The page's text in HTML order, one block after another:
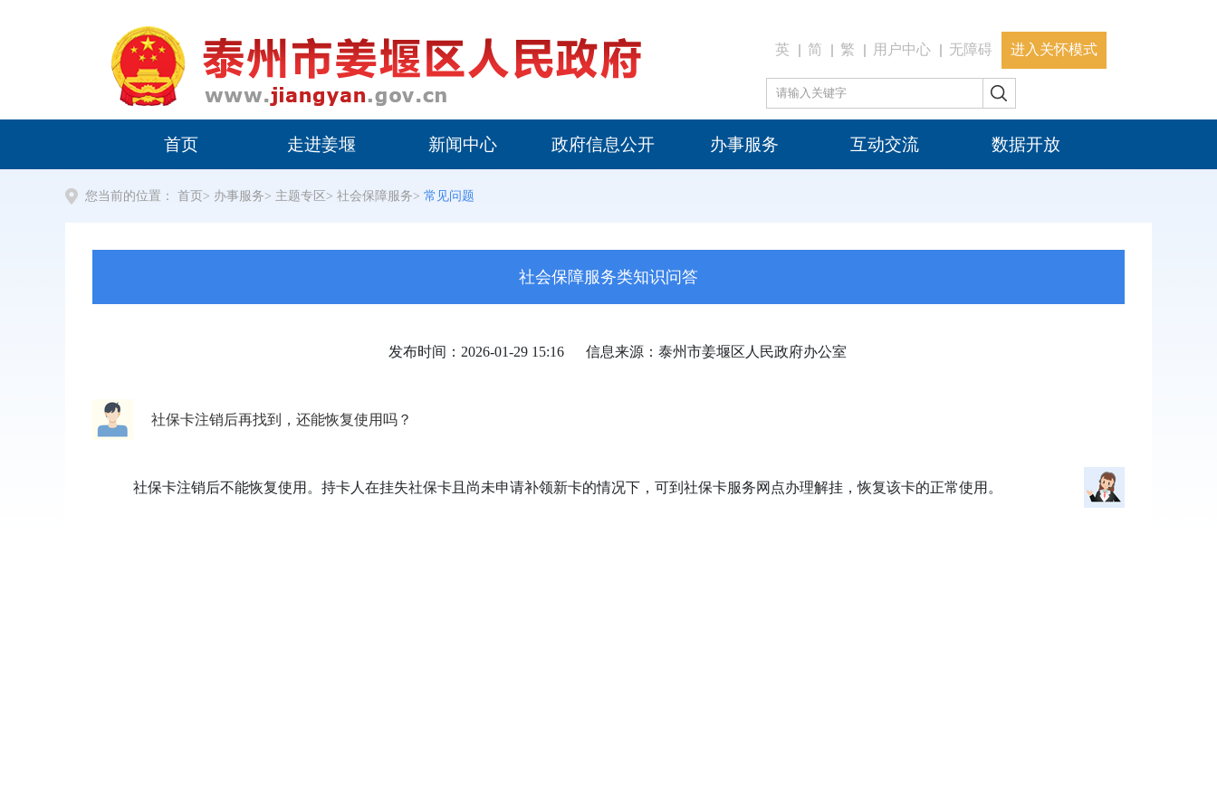
英 简 繁 用户中心 无障碍 进入关怀模式
首页 走进姜堰 新闻中心 政府信息公开 办事服务 互动交流 数据开放
您当前的位置： 首页 > 办事服务> 主题专区 > 社会保障服务> 常见问题
社会保障服务类知识问答
发布时间：2026-01-29 15:16 信息来源：泰州市姜堰区人民政府办公室
社保卡注销后再找到，还能恢复使用吗？
社保卡注销后不能恢复使用。持卡人在挂失社保卡且尚未申请补领新卡的情况下，可到社保卡服务网点办理解挂，恢复该卡的正常使用。